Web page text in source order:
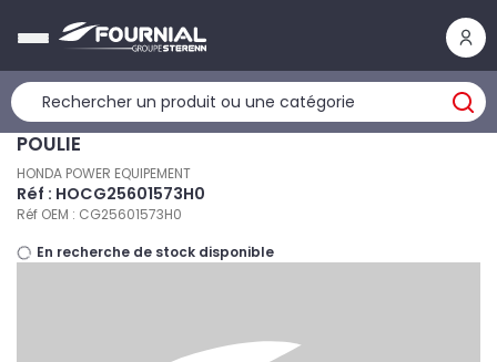
POULIE
HONDA POWER EQUIPEMENT
Réf : HOCG25601573H0
Réf OEM : CG25601573H0
En recherche de stock disponible